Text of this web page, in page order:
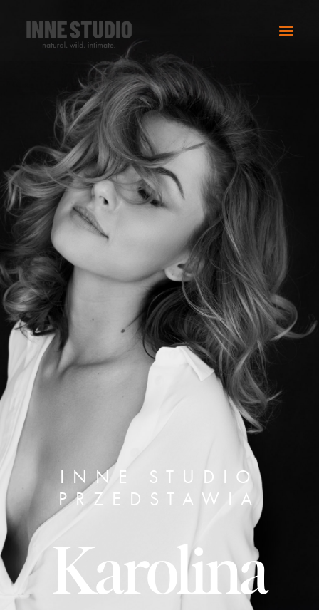
FOTOGRAFII ŚLUBNEJ
OFERTA SESJI KOBIECYCH
INNE STUDIO
PRZEDSTAWIA
Karolina